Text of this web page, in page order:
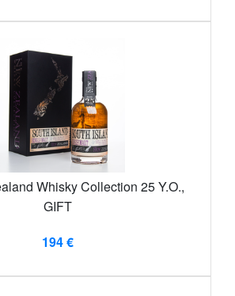
Whisky Collection 25 Y.O.,
GIFT
194 €